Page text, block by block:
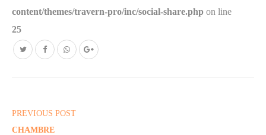
content/themes/travern-pro/inc/social-share.php on line
25
POST
NAVIGATION
PREVIOUS POST
CHAMBRE